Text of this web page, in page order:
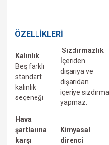
ÖZELLİKLERİ
Kalınlık
Beş farklı
standart
kalınlık
seçeneği
Sızdırmazlık
İçeriden
dışarıya ve
dışarıdan
içeriye sızdırma
yapmaz.
Hava
şartlarına
karşı
Kimyasal
direnci